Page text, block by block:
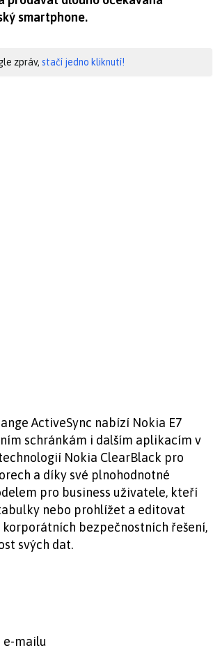
smartphone.
zpráv, stačí jedno kliknutí!
ActiveSync nabízí Nokia E7
schránkám i dalším aplikacím v
Nokia ClearBlack pro
a díky své plnohodnotné
pro business uživatele, kteří
nebo prohlížet a editovat
bezpečnostních řešení,
svých dat.
e-mailu